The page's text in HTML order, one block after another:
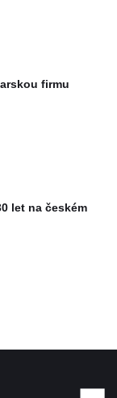
firmu
let na českém